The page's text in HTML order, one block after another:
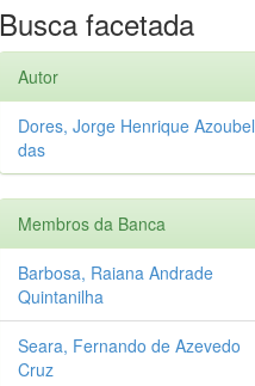
Busca facetada
Autor
Dores, Jorge Henrique Azoubel
das
Membros da Banca
Barbosa, Raiana Andrade
Quintanilha
Seara, Fernando de Azevedo
Cruz